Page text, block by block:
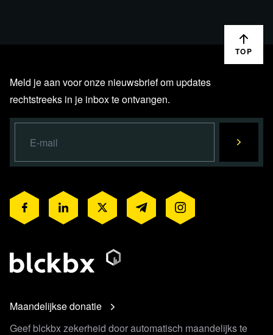
TOP
Meld je aan voor onze nieuwsbrief om updates
rechtstreeks in je inbox te ontvangen.
Maandelijkse donatie
Geef blckbx zekerheid door automatisch maandelijks te